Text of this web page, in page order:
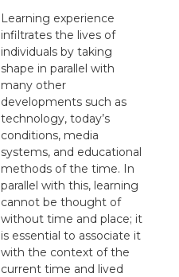
Learning experience
infiltrates the lives of
individuals by taking
shape in parallel with
many other
developments such as
technology, today’s
conditions, media
systems, and educational
methods of the time. In
parallel with this, learning
cannot be thought of
without time and place; it
is essential to associate it
with the context of the
current time and lived